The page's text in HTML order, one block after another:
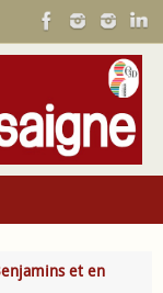
et en